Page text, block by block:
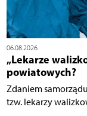
06.08.2026
„Lekarze
powiatowych?
Zdaniem
tzw. lekarzy